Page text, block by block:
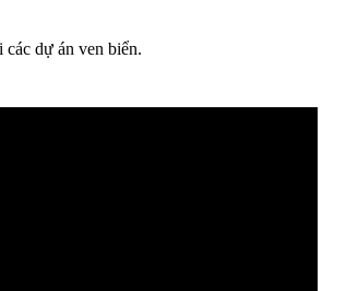
dự án ven biển.